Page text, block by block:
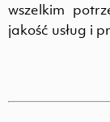
wszelkim
jakość usług i